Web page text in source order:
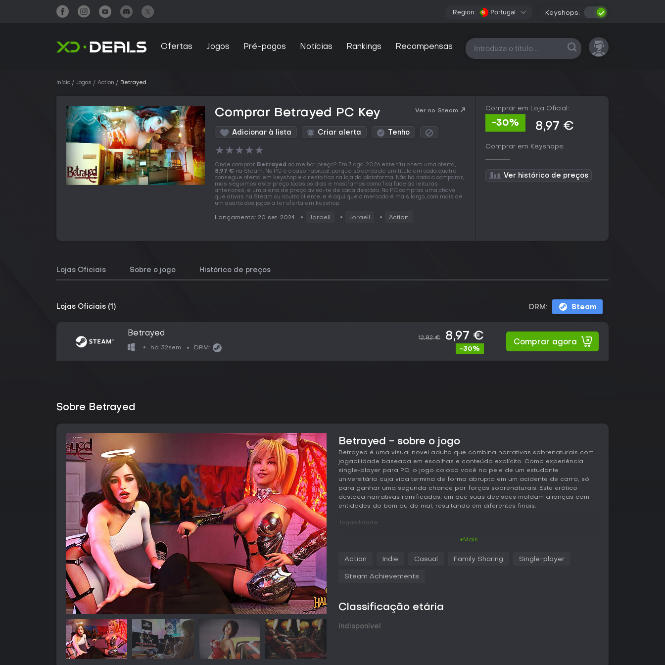
Region: Portugal Keyshops:
Ofertas Jogos Pré-pagos Notícias Rankings Recompensas Todas as plataformas
Início Jogos Action Betrayed
Comprar Betrayed PC Key Ver no Steam
Adicionar à lista Criar alerta Tenho
★★★★★
Onde comprar Betrayed ao melhor preço? Em 7 ago. 2026 este título tem uma oferta,
8,97 € na Steam. No PC é o caso habitual, porque só cerca de um título em cada quatro
consegue oferta em keyshop e o resto fica na loja da plataforma. Não há nada a comparar,
mas seguimos este preço todos os dias e mostramos como fica face às leituras
anteriores, e um alerta de preço avisa-te de cada descida. No PC compras uma chave
que ativas na Steam ou noutro cliente, e é aqui que o mercado é mais largo, com mais de
um quarto dos jogos a ter oferta em keyshop.
Lançamento: 20 set. 2024 Joraell Joraell Action
Comprar em Loja Oficial:
-30% 8,97 €
Comprar em Keyshops:
Ver histórico de preços
Lojas Oficiais Sobre o jogo Histórico de preços
Lojas Oficiais (1) DRM: Steam
Betrayed
há 32sem DRM:
12,82 € 8,97 €
-30%
Comprar agora
Sobre Betrayed
Betrayed - sobre o jogo
Betrayed é uma visual novel adulta que combina narrativas sobrenaturais com
jogabilidade baseada em escolhas e conteúdo explícito. Como experiência
single-player para PC, o jogo coloca você na pele de um estudante
universitário cuja vida termina de forma abrupta em um acidente de carro, só
para ganhar uma segunda chance por forças sobrenaturais. Este erótico
destaca narrativas ramificadas, em que suas decisões moldam alianças com
entidades do bem ou do mal, resultando em diferentes finais.
Jogabilidade
rastreando sua inclinação para caminhos do bem ou do mal. Os recursos
galeria para conferir cenas desbloqueadas. Elementos animados permeiam o
conteúdo, com renders de alta qualidade e controles intuitivos.
A exploração é direta, com pontos de interesse sinalizados no mapa,
+Mais
Action Indie Casual Family Sharing Single-player
Steam Achievements
Classificação etária
Indisponível